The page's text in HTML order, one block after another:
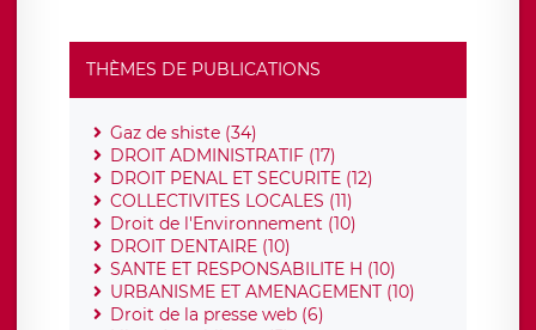
THÈMES DE PUBLICATIONS
Gaz de shiste (34)
DROIT ADMINISTRATIF (17)
DROIT PENAL ET SECURITE (12)
COLLECTIVITES LOCALES (11)
Droit de l'Environnement (10)
DROIT DENTAIRE (10)
SANTE ET RESPONSABILITE H (10)
URBANISME ET AMENAGEMENT (10)
Droit de la presse web (6)